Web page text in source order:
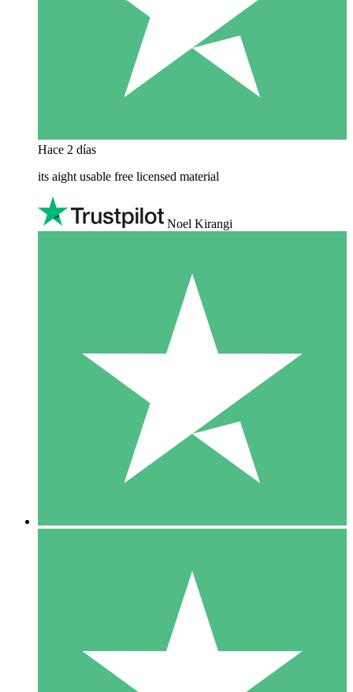
Hace 2 días
its aight usable free licensed material
Noel Kirangi